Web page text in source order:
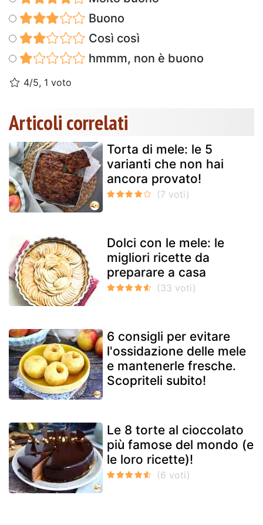
Buono
Così così
hmmm, non è buono
4/5, 1 voto
Articoli correlati
Torta di mele: le 5
varianti che non hai
ancora provato!
Dolci con le mele: le
migliori ricette da
preparare a casa
6 consigli per evitare
l'ossidazione delle mele
e mantenerle fresche.
Scopriteli subito!
Le 8 torte al cioccolato
più famose del mondo (e
le loro ricette)!